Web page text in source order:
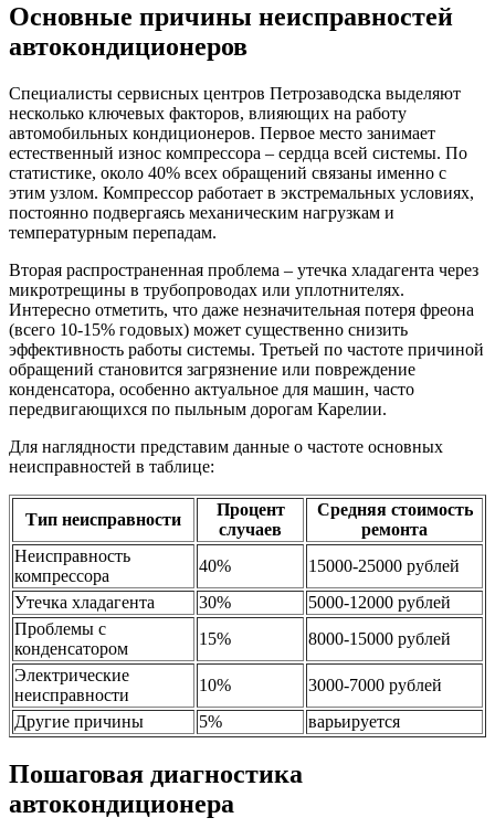
Основные причины неисправностей
автокондиционеров
Специалисты сервисных центров Петрозаводска выделяют
несколько ключевых факторов, влияющих на работу
автомобильных кондиционеров. Первое место занимает
естественный износ компрессора – сердца всей системы. По
статистике, около 40% всех обращений связаны именно с
этим узлом. Компрессор работает в экстремальных условиях,
постоянно подвергаясь механическим нагрузкам и
температурным перепадам.
Вторая распространенная проблема – утечка хладагента через
микротрещины в трубопроводах или уплотнителях.
Интересно отметить, что даже незначительная потеря фреона
(всего 10-15% годовых) может существенно снизить
эффективность работы системы. Третьей по частоте причиной
обращений становится загрязнение или повреждение
конденсатора, особенно актуальное для машин, часто
передвигающихся по пыльным дорогам Карелии.
Для наглядности представим данные о частоте основных
неисправностей в таблице:
Тип неисправности
Процент
случаев
Средняя стоимость
ремонта
Неисправность
компрессора
40%
15000-25000 рублей
Утечка хладагента
30%
5000-12000 рублей
Проблемы с
конденсатором
15%
8000-15000 рублей
Электрические
неисправности
10%
3000-7000 рублей
Другие причины
5% варьируется
Пошаговая диагностика
автокондиционера